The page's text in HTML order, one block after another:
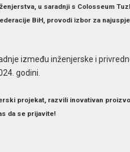
u saradnji s Colosseum
BiH, provodi izbor za
između inženjerske i
godini.
projekat, razvili inovativan
da se prijavite!